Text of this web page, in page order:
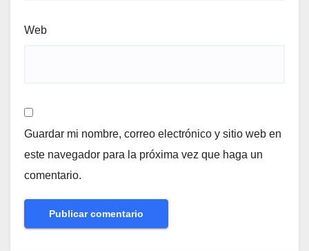
Web
Guardar mi nombre, correo electrónico y sitio web en
este navegador para la próxima vez que haga un
comentario.